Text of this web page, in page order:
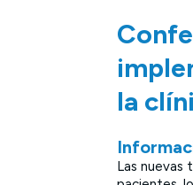
la
Las nuevas